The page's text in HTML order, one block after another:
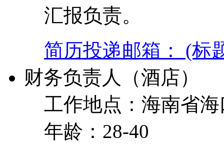
汇报负责。
简历投递邮箱： (标
财务负责人（酒店）
工作地点：海南省
年龄：28-40